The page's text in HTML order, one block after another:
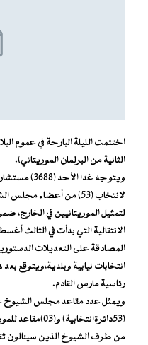
اختتمت الليلة البارحة في عموم
الثانية من البرلمان الموريتاني).
ويتوجه غدا
لتمثيل الموريتانيين في الخارج،
المصادقة على التعديلات
انتخابات نيابية وبلدية،ويتوقع
رئاسية مارس القادم.
ويمثل عدد مقاعد مجلس الشيوخ
من طرف الشيوخ الذين سينالون